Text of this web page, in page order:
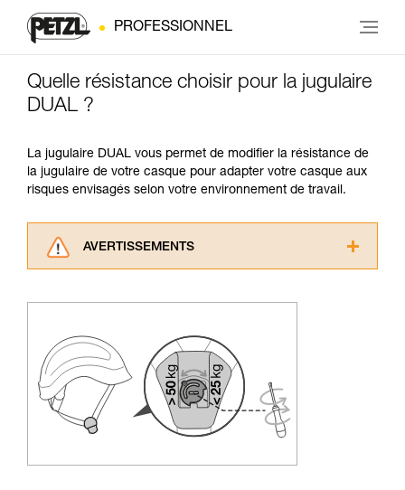
PROFESSIONNEL
Quelle résistance choisir pour la jugulaire
DUAL ?
La jugulaire DUAL vous permet de modifier la résistance de
la jugulaire de votre casque pour adapter votre casque aux
risques envisagés selon votre environnement de travail.
AVERTISSEMENTS
informations de la notice technique pour
pouvoir comprendre ce complément
d’informations.
Maîtriser ces techniques nécessite une
formation et un entraînement spécifique. Validez
avec un professionnel votre capacité à refaire